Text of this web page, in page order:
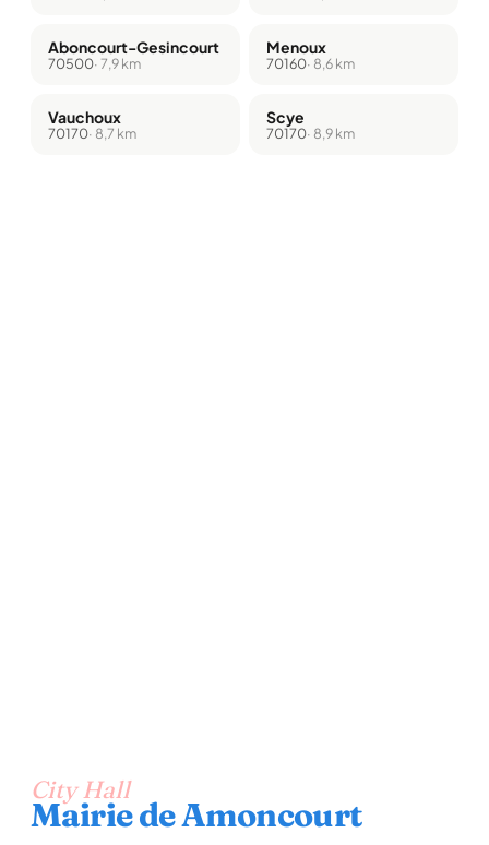
Aboncourt-Gesincourt
70500· 7,9 km
Menoux
70160· 8,6 km
Vauchoux
70170· 8,7 km
Scye
70170· 8,9 km
City Hall
Mairie de Amoncourt